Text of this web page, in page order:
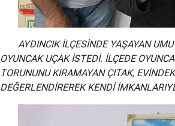
AYDINCIK İLÇESİNDE YAŞAYAN
OYUNCAK UÇAK İSTEDİ. İLÇEDE
TORUNUNU KIRAMAYAN ÇITAK,
DEĞERLENDİREREK KENDİ